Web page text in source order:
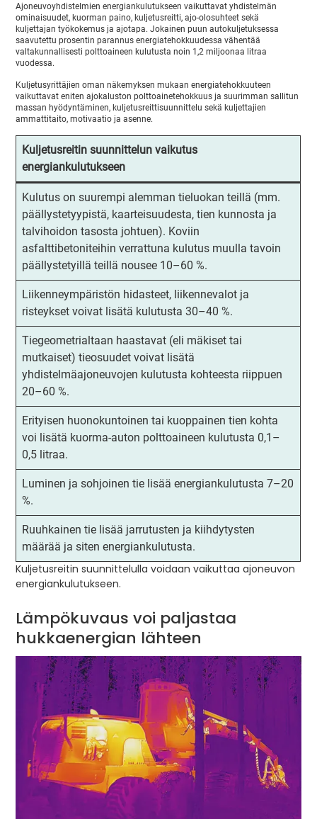
Ajoneuvoyhdistelmien energiankulutukseen vaikuttavat yhdistelmän
ominaisuudet, kuorman paino, kuljetusreitti, ajo-olosuhteet sekä
kuljettajan työkokemus ja ajotapa. Jokainen puun autokuljetuksessa
saavutettu prosentin parannus energiatehokkuudessa vähentää
valtakunnallisesti polttoaineen kulutusta noin 1,2 miljoonaa litraa
vuodessa.
Kuljetusyrittäjien oman näkemyksen mukaan energiatehokkuuteen
vaikuttavat eniten ajokaluston polttoainetehokkuus ja suurimman sallitun
massan hyödyntäminen, kuljetusreittisuunnittelu sekä kuljettajien
ammattitaito, motivaatio ja asenne.
Kuljetusreitin suunnittelun vaikutus
energiankulutukseen
Kulutus on suurempi alemman tieluokan teillä (mm.
päällystetyypistä, kaarteisuudesta, tien kunnosta ja
talvihoidon tasosta johtuen). Koviin
asfalttibetoniteihin verrattuna kulutus muulla tavoin
päällystetyillä teillä nousee 10–60 %.
Liikenneympäristön hidasteet, liikennevalot ja
risteykset voivat lisätä kulutusta 30–40 %.
Tiegeometrialtaan haastavat (eli mäkiset tai
mutkaiset) tieosuudet voivat lisätä
yhdistelmäajoneuvojen kulutusta kohteesta riippuen
20–60 %.
Erityisen huonokuntoinen tai kuoppainen tien kohta
voi lisätä kuorma-auton polttoaineen kulutusta 0,1–
0,5 litraa.
Luminen ja sohjoinen tie lisää energiankulutusta 7–20
%.
Ruuhkainen tie lisää jarrutusten ja kiihdytysten
määrää ja siten energiankulutusta.
Kuljetusreitin suunnittelulla voidaan vaikuttaa ajoneuvon
energiankulutukseen.
Lämpökuvaus voi paljastaa
hukkaenergian lähteen